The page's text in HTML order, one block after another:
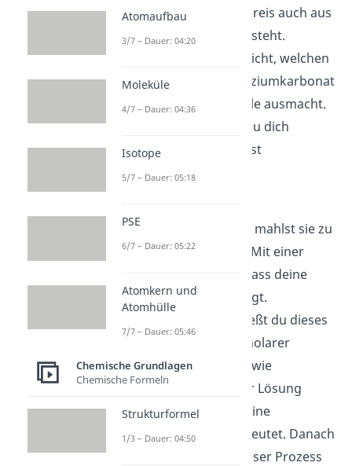
gewöhnlichen Hühnereis auch aus
Kalk, also
, besteht.
Allerdings weißt du nicht, welchen
Massenanteil das Kalziumkarbonat
an der gesamten Hülle ausmacht.
Daher entscheidest du dich
kurzerhand, das selbst
herauszufinden.
Eierschalenreste und mahlst sie zu
einem feinen Pulver. Mit einer
Waage erfährst du, dass deine
Probe15 Gramm
wiegt.
Anschließend übergießt du dieses
0,5 molarer
Salzsäure. Du siehst, wie
Luftblasen aus deiner Lösung
aufsteigen, was auf eine
Gasentwicklung hindeutet. Danach
wartest du ab, bis dieser Prozess
Atomaufbau
3/7 – Dauer: 04:20
Moleküle
4/7 – Dauer: 04:36
Isotope
5/7 – Dauer: 05:18
PSE
6/7 – Dauer: 05:22
Atomkern und
Atomhülle
7/7 – Dauer: 05:46
Chemische Grundlagen
Chemische Formeln
Strukturformel
1/3 – Dauer: 04:50